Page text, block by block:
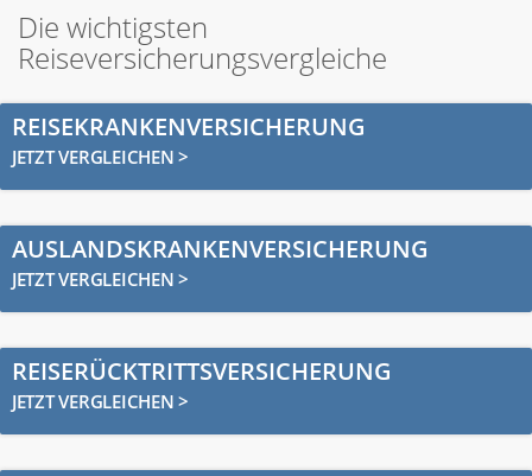
Die wichtigsten
Reiseversicherungsvergleiche
REISEKRANKENVERSICHERUNG
JETZT VERGLEICHEN >
AUSLANDSKRANKENVERSICHERUNG
JETZT VERGLEICHEN >
REISERÜCKTRITTSVERSICHERUNG
JETZT VERGLEICHEN >